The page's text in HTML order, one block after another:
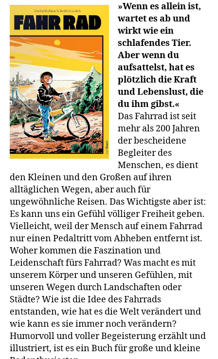
»Wenn es allein ist,
wartet es ab und
wirkt wie ein
schlafendes Tier.
Aber wenn du
aufsattelst, hat es
plötzlich die Kraft
und Lebenslust, die
du ihm gibst.«
Das Fahrrad ist seit
mehr als 200 Jahren
der bescheidene
Begleiter des
Menschen, es dient
den Kleinen und den Großen auf ihren
alltäglichen Wegen, aber auch für
ungewöhnliche Reisen. Das Wichtigste aber ist:
Es kann uns ein Gefühl völliger Freiheit geben.
Vielleicht, weil der Mensch auf einem Fahrrad
nur einen Pedaltritt vom Abheben entfernt ist.
Woher kommen die Faszination und
Leidenschaft fürs Fahrrad? Was macht es mit
unserem Körper und unseren Gefühlen, mit
unseren Wegen durch Landschaften oder
Städte? Wie ist die Idee des Fahrrads
entstanden, wie hat es die Welt verändert und
wie kann es sie immer noch verändern?
Humorvoll und voller Begeisterung erzählt und
illustriert, ist es ein Buch für große und kleine